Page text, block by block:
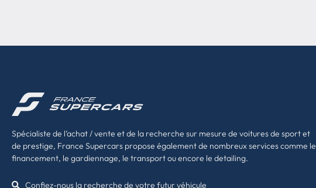
Spécialiste de l’achat / vente et de la recherche sur mesure de voitures de sport et
de prestige, France Supercars propose également de nombreux services comme le
financement, le gardiennage, le transport ou encore le detailing.
Confiez-nous la recherche de votre futur véhicule